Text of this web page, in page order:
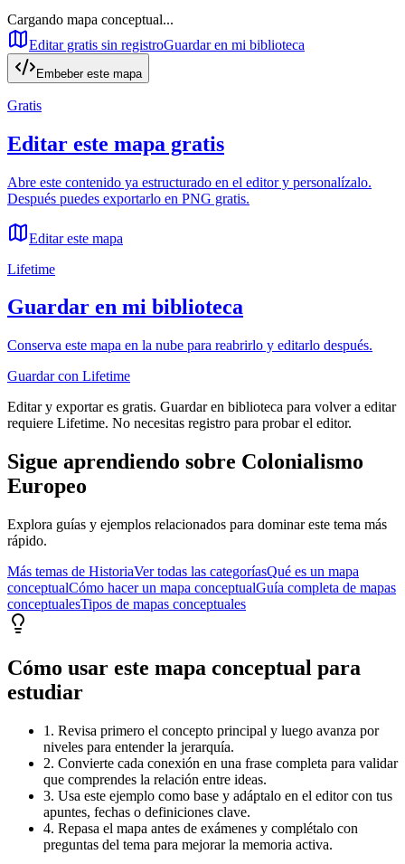
Cargando mapa conceptual...
Editar gratis sin registroGuardar en mi biblioteca
Embeber este mapa
Gratis
Editar este mapa gratis
Abre este contenido ya estructurado en el editor y personalízalo.
Después puedes exportarlo en PNG gratis.
Editar este mapa
Lifetime
Guardar en mi biblioteca
Conserva este mapa en la nube para reabrirlo y editarlo después.
Guardar con Lifetime
Editar y exportar es gratis. Guardar en biblioteca para volver a editar
requiere Lifetime. No necesitas registro para probar el editor.
Sigue aprendiendo sobre Colonialismo
Europeo
Explora guías y ejemplos relacionados para dominar este tema más
rápido.
Más temas de HistoriaVer todas las categoríasQué es un mapa
conceptualCómo hacer un mapa conceptualGuía completa de mapas
conceptualesTipos de mapas conceptuales
Cómo usar este mapa conceptual para
estudiar
1. Revisa primero el concepto principal y luego avanza por
niveles para entender la jerarquía.
2. Convierte cada conexión en una frase completa para validar
que comprendes la relación entre ideas.
3. Usa este ejemplo como base y adáptalo en el editor con tus
apuntes, fechas o definiciones clave.
4. Repasa el mapa antes de exámenes y complétalo con
preguntas del tema para mejorar la memoria activa.